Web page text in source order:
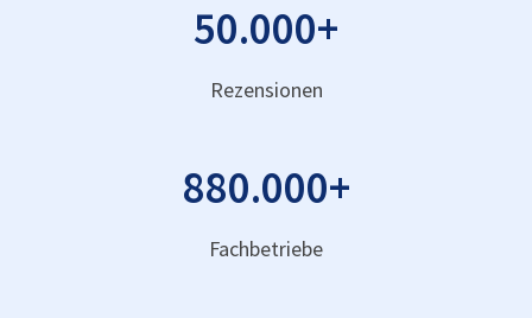
50.000+
Rezensionen
880.000+
Fachbetriebe